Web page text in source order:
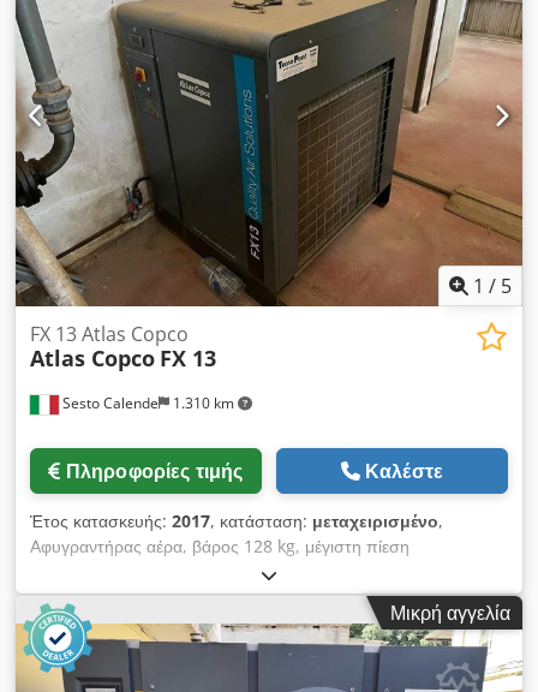
1 / 5
Sesto Calende 1.310 km
FX 13 Atlas Copco
Atlas Copco FX 13
Πληροφορίες τιμής Καλέστε
Έτος κατασκευής: 2017, κατάσταση: μεταχειρισμένο,
Αφυγραντήρας αέρα, βάρος 128 kg, μέγιστη πίεση
πεπιεσμένου αέρα 13 bar, μέγιστη θερμοκρασία
περιβάλλοντος 46 °C. Csdpew Da Enofx Af Dsrf
Μικρή αγγελία